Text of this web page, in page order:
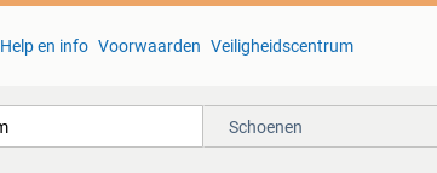
Help en info Voorwaarden Veiligheidscentrum
Schoenen